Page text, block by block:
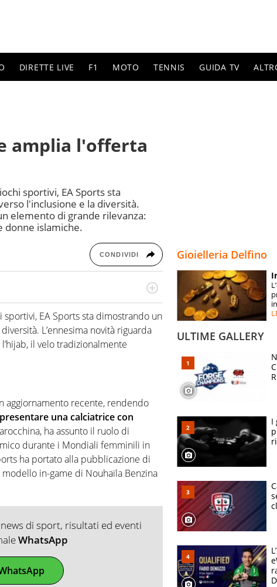
DIRETTE LIVE F1 MOTO TENNIS GUIDA TV
amplia l'offerta
sportivi, EA Sports sta
l'inclusione e la diversità.
elemento di grande rilevanza:
donne islamiche.
CONDIVIDI
eSports. Ha fatto nascere diverse
di quello che ruota dentro e intorno
e racconta l’eSport a 360
EA Sports sta dimostrando un
L’ennesima novità riguarda
il velo tradizionalmente
aggiornamento recente, rendendo
una calciatrice con
ha assunto il ruolo di
durante i Mondiali femminili in
ha portato alla pubblicazione di
in-game di Nouhaïla Benzina
di sport, risultati ed eventi
WhatsApp
Gioielleria Delfino
ULTIME GALLERY
I